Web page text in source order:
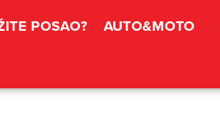
POSAO?
AUTO&MOTO